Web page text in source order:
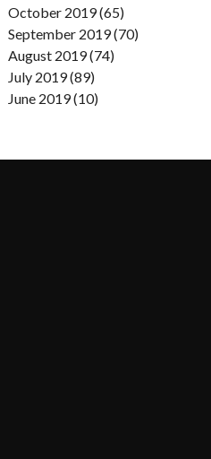
October 2019 (65)
September 2019 (70)
August 2019 (74)
July 2019 (89)
June 2019 (10)